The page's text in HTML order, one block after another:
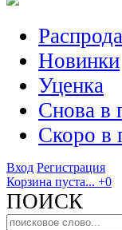
Новинки
Уценка
Снова в
Скоро в
Вход Регистрация
Корзина пуста... +0
ПОИСК